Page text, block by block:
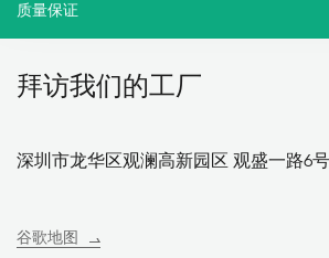
质量保证
拜访我们的工厂
深圳市龙华区观澜高新园区 观盛一路6
谷歌地图